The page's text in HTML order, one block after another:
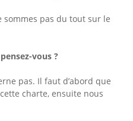
pas du tout sur le
vous ?
pas. Il faut d’abord que
charte, ensuite nous